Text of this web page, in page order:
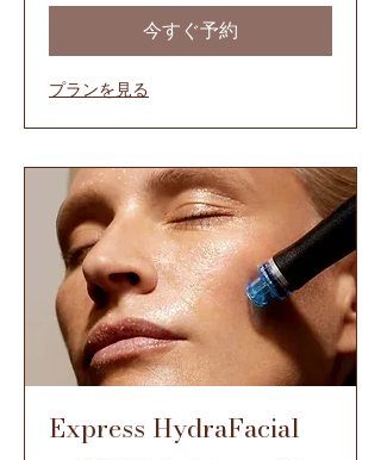
ル
今すぐ予約
プランを見る
Express HydraFacial